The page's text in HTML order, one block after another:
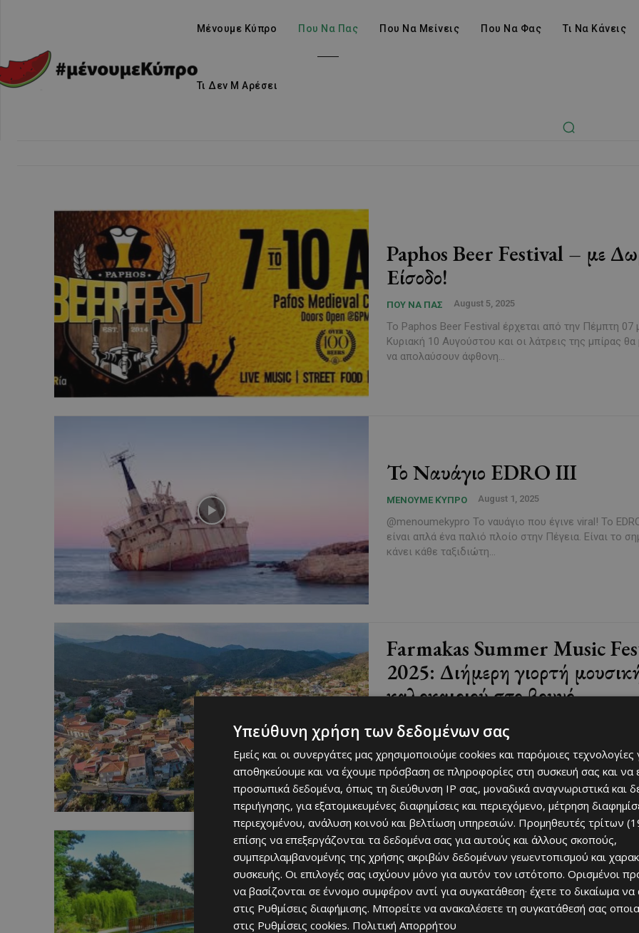
Μένουμε Κύπρο Που Να Πας Που Να Μείνεις Που Να Φας Τι Να Κάνεις
Τι Δεν Μ Αρέσει
Paphos Beer Festival – με
Είσοδο!
ΠΟΥ ΝΑ ΠΑΣ August 5, 2025
Το Paphos Beer Festival έρχεται από την Πέμπτη 07
Κυριακή 10 Αυγούστου και οι λάτρεις της μπίρας
να απολαύσουν άφθονη...
Το Ναυάγιο EDRO III
ΜΈΝΟΥΜΕ ΚΎΠΡΟ August 1, 2025
@menoumekypro Το ναυάγιο που έγινε viral! Το
είναι απλά ένα παλιό πλοίο στην Πέγεια. Είναι το
κάνει κάθε ταξιδιώτη...
Farmakas Summer Music
2025: Διήμερη γιορτή
καλοκαιριού στο βουνό
ΠΟΥ ΝΑ ΠΑΣ
φιλοξενεί ένα από τα πιο αναμενόμενα καλοκαιρινά
φεστιβάλ της χρονιάς; Το Farmakas Summer Music
επιστρέφει...
Βοτανικός Κήπος Τροόδους:
ένα τοξικό ορυχείο, σε έναν
παράδεισο φύσης
Υπεύθυνη χρήση των δεδομένων σας
Εμείς και οι συνεργάτες μας χρησιμοποιούμε cookies και παρόμοιες τεχνολογίες
αποθηκεύουμε και να έχουμε πρόσβαση σε πληροφορίες στη συσκευή σας και να
προσωπικά δεδομένα, όπως τη διεύθυνση IP σας, μοναδικά αναγνωριστικά και
περιήγησης, για εξατομικευμένες διαφημίσεις και περιεχόμενο, μέτρηση
περιεχομένου, ανάλυση κοινού και βελτίωση υπηρεσιών. Προμηθευτές τρίτων
επίσης να επεξεργάζονται τα δεδομένα σας για αυτούς και άλλους σκοπούς,
συμπεριλαμβανομένης της χρήσης ακριβών δεδομένων γεωεντοπισμού και
συσκευής. Οι επιλογές σας ισχύουν μόνο για αυτόν τον ιστότοπο. Ορισμένοι
να βασίζονται σε έννομο συμφέρον αντί για συγκατάθεση· έχετε το δικαίωμα να
στις Ρυθμίσεις διαφήμισης. Μπορείτε να ανακαλέσετε τη συγκατάθεσή σας
στις Ρυθμίσεις cookies. Πολιτική Απορρήτου